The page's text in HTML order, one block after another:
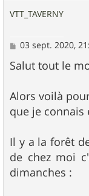
VTT_TAVERNY
M
s
s
g
e
03 sept. 2020,
Salut tout le
Alors voilà
que je connais
Il y a la forêt
de chez moi
dimanches :